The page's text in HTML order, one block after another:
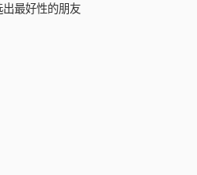
出最好性的朋友